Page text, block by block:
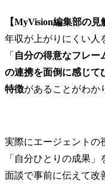
【MyVision編集部の見
年収が上がりにくい人
「 自分の得意なフレー
の連携を面倒に感じて
特徴があることがわか
実際にエージェントの
「自分ひとりの成果
面談で事前に伝えて改